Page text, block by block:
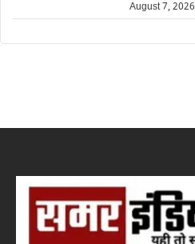
August 7, 2026